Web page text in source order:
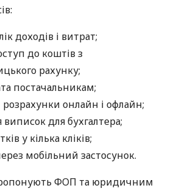
доходів і витрат;
до коштів з
рахунку;
постачальникам;
розрахунки онлайн і офлайн;
для бухгалтера;
у кілька кліків;
мобільний застосунок.
ФОП та юридичним